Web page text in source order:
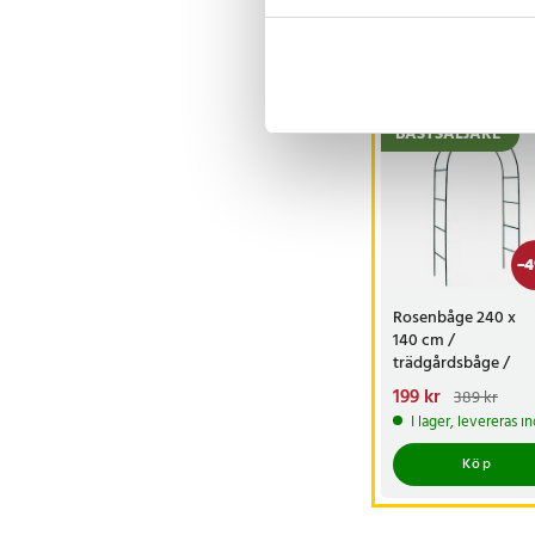
-
BÄSTSÄLJARE
Rosenbåge 240 x
140 cm /
trädgårdsbåge /
växtbåge /
för klätterväxter och
rosor
Nuvarande pris
199 krTidigare pris:
389 kr
199 kr 389 kr
I lager, levereras
Köp